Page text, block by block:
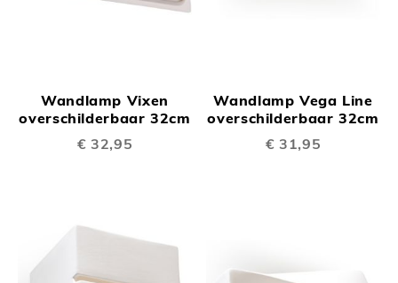
Wandlamp Vixen
overschilderbaar 32cm
€ 32,95
Wandlamp Vega Line
overschilderbaar 32cm
€ 31,95